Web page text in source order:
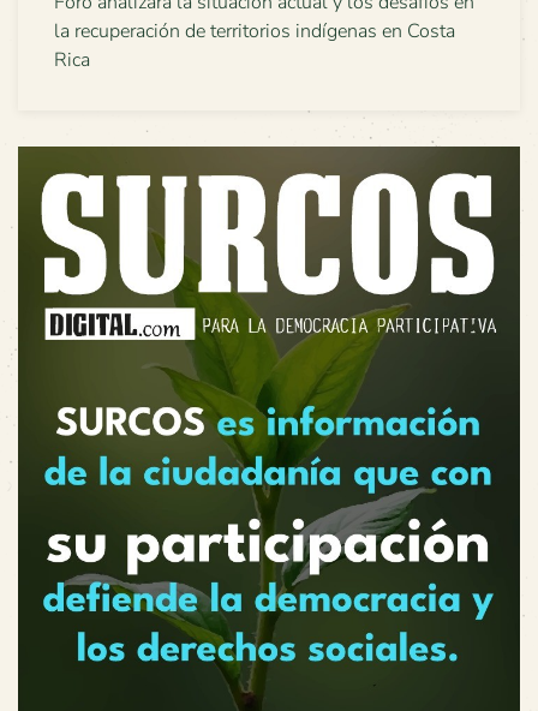
la recuperación de territorios indígenas en Costa
Rica